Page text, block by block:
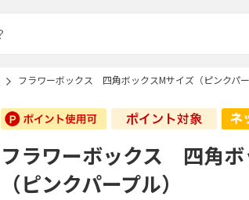
フラワーボックス 四角ボックスMサイズ（ピンクパー
フラワーボックス 四角ボ
（ピンクパープル）